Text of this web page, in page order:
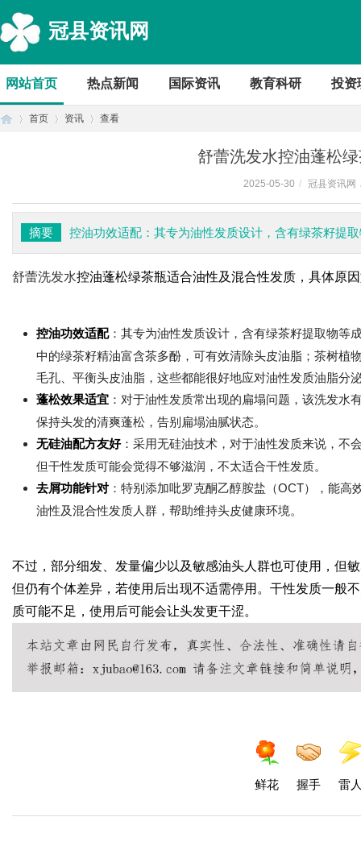
冠县资讯网
网站首页 热点新闻 国际资讯 教育科研 投资
首页 资讯 查看
舒蕾洗发水控油蓬松
2025-05-30 / 冠县资讯网
摘要 控油功效适配：其专为油性发质设计，含有绿茶籽提
舒蕾洗发水控油蓬松绿茶瓶适合油性及混合性发质，具体原
控油功效适配：其专为油性发质设计，含有绿茶籽提取物等
中的绿茶籽精油富含茶多酚，可有效清除头皮油脂；茶树植
毛孔、平衡头皮油脂，这些都能很好地应对油性发质油脂分
蓬松效果适宜 ：对于油性发质常出现的扁塌问题，该洗发
保持头发的清爽蓬松，告别扁塌油腻状态。
无硅油配方友好：采用无硅油技术，对于油性发质来说，不
但干性发质可能会觉得不够滋润，不太适合干性发质。
去屑功能针对 ：特别添加吡罗克酮乙醇胺盐（OCT），能
油性及混合性发质人群，帮助维持头皮健康环境。
不过，部分细发、发量偏少以及敏感油头人群也可使用，但
但仍有个体差异，若使用后出现不适需停用。干性发质一般
质可能不足，使用后可能会让头发更干涩。
鲜花 握手 雷